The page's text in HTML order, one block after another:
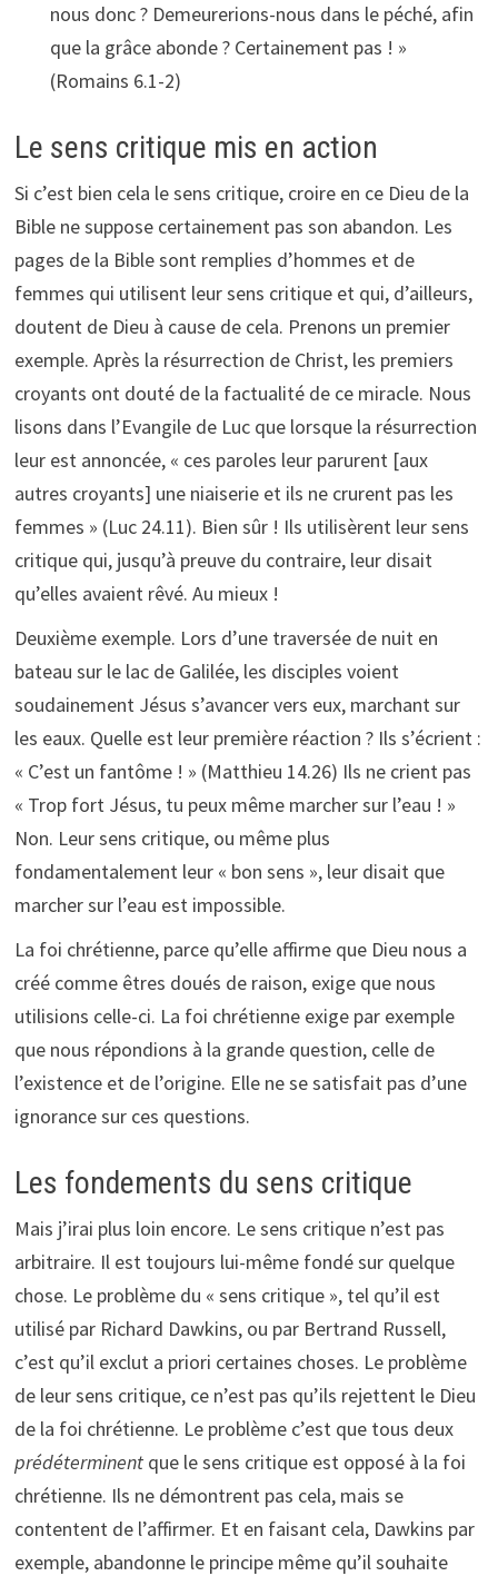
nous donc ? Demeurerions-nous dans le péché, afin
que la grâce abonde ? Certainement pas ! »
(Romains 6.1-2)
Le sens critique mis en action
Si c’est bien cela le sens critique, croire en ce Dieu de la
Bible ne suppose certainement pas son abandon. Les
pages de la Bible sont remplies d’hommes et de
femmes qui utilisent leur sens critique et qui, d’ailleurs,
doutent de Dieu à cause de cela. Prenons un premier
exemple. Après la résurrection de Christ, les premiers
croyants ont douté de la factualité de ce miracle. Nous
lisons dans l’Evangile de Luc que lorsque la résurrection
leur est annoncée, « ces paroles leur parurent [aux
autres croyants] une niaiserie et ils ne crurent pas les
femmes » (Luc 24.11). Bien sûr ! Ils utilisèrent leur sens
critique qui, jusqu’à preuve du contraire, leur disait
qu’elles avaient rêvé. Au mieux !
Deuxième exemple. Lors d’une traversée de nuit en
bateau sur le lac de Galilée, les disciples voient
soudainement Jésus s’avancer vers eux, marchant sur
les eaux. Quelle est leur première réaction ? Ils s’écrient :
« C’est un fantôme ! » (Matthieu 14.26) Ils ne crient pas
« Trop fort Jésus, tu peux même marcher sur l’eau ! »
Non. Leur sens critique, ou même plus
fondamentalement leur « bon sens », leur disait que
marcher sur l’eau est impossible.
La foi chrétienne, parce qu’elle affirme que Dieu nous a
créé comme êtres doués de raison, exige que nous
utilisions celle-ci. La foi chrétienne exige par exemple
que nous répondions à la grande question, celle de
l’existence et de l’origine. Elle ne se satisfait pas d’une
ignorance sur ces questions.
Les fondements du sens critique
Mais j’irai plus loin encore. Le sens critique n’est pas
arbitraire. Il est toujours lui-même fondé sur quelque
chose. Le problème du « sens critique », tel qu’il est
utilisé par Richard Dawkins, ou par Bertrand Russell,
c’est qu’il exclut a priori certaines choses. Le problème
de leur sens critique, ce n’est pas qu’ils rejettent le Dieu
de la foi chrétienne. Le problème c’est que tous deux
prédéterminent que le sens critique est opposé à la foi
chrétienne. Ils ne démontrent pas cela, mais se
contentent de l’affirmer. Et en faisant cela, Dawkins par
exemple, abandonne le principe même qu’il souhaite